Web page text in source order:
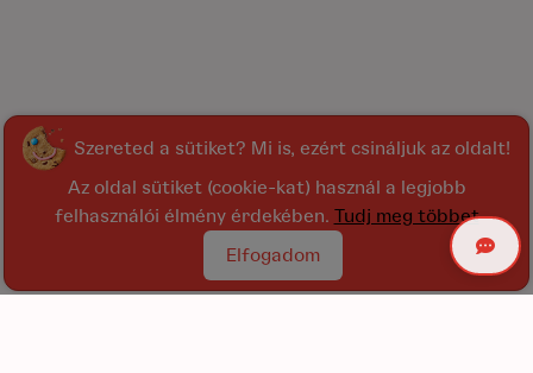
Szereted a sütiket? Mi is, ezért csináljuk az oldalt!
Az oldal sütiket (cookie-kat) használ a legjobb
felhasználói élmény érdekében. Tudj meg többet
Elfogadom